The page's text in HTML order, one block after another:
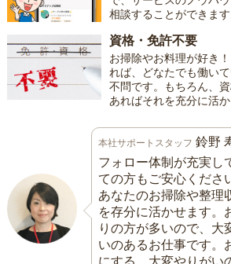
相談することができます
資格・免許不要
お掃除やお料理が好き
れば、どなたでも働い
不問です。もちろん、
あればそれを充分に活
本社サポートスタッフ 鈴野
フォロー体制が充実し
ての方もご安心くださ
あなたのお掃除や整理
を存分に活かせます。
りの方が多いので、大
いのあるお仕事です。
にする、大変やりがい